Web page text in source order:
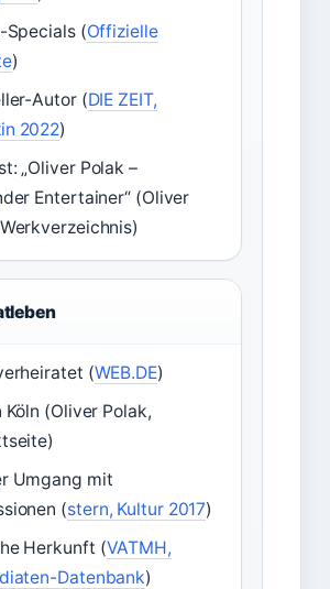
Specials (Offizielle
)
Autor (DIE ZEIT,
2022)
„Oliver Polak –
Entertainer“ (Oliver
(WEB.DE)
Köln (Oliver Polak,
Umgang mit
(stern, Kultur 2017)
Herkunft (VATMH,
Datenbank)